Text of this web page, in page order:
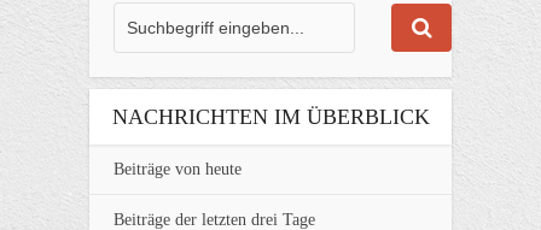
NACHRICHTEN IM ÜBERBLICK
Beiträge von heute
Beiträge der letzten drei Tage